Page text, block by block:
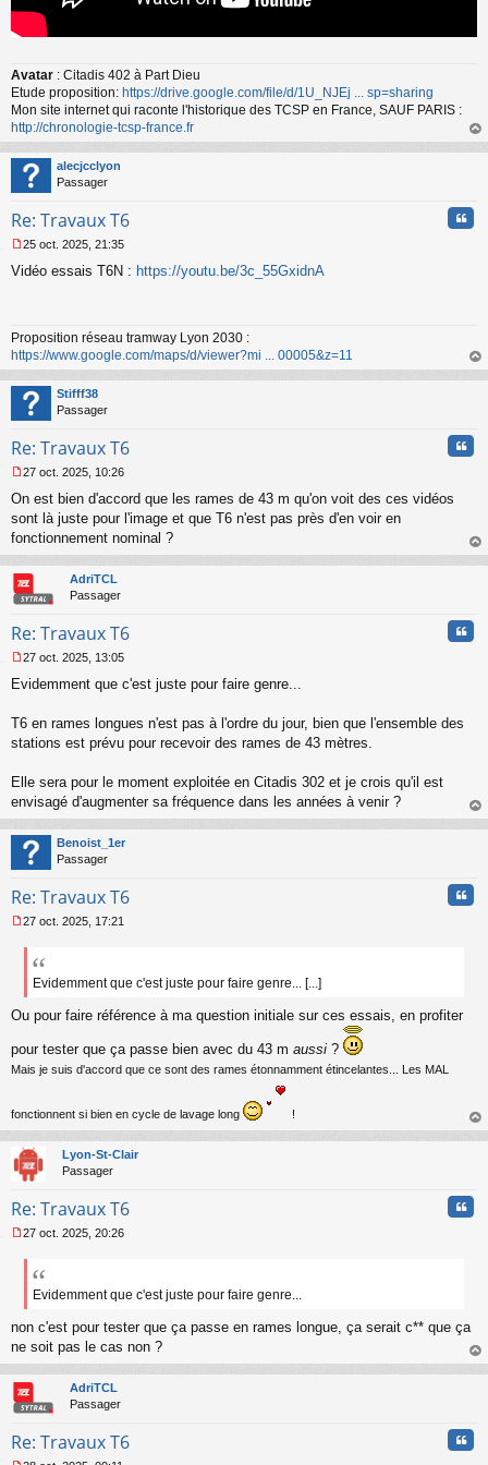
Avatar : Citadis 402 à Part Dieu
Etude proposition: https://drive.google.com/file/d/1U_NJEj ... sp=sharing
Mon site internet qui raconte l'historique des TCSP en France, SAUF PARIS :
http://chronologie-tcsp-france.fr
au
alecjcclyon
Passager
Re: Travaux T6
e
g
e
n
o
n
l
25 oct. 2025, 21:35
Vidéo essais T6N : https://youtu.be/3c_55GxidnA
Proposition réseau tramway Lyon 2030 :
https://www.google.com/maps/d/viewer?mi ... 00005&z=11
au
Stifff38
Passager
Re: Travaux T6
e
s
s
g
e
n
n
u
27 oct. 2025, 10:26
On est bien d'accord que les rames de 43 m qu'on voit des ces vidéos
sont là juste pour l'image et que T6 n'est pas près d'en voir en
fonctionnement nominal ?
au
AdriTCL
Passager
Re: Travaux T6
e
s
g
n
o
n
l
u
27 oct. 2025, 13:05
Evidemment que c'est juste pour faire genre...
T6 en rames longues n'est pas à l'ordre du jour, bien que l'ensemble des
stations est prévu pour recevoir des rames de 43 mètres.
Elle sera pour le moment exploitée en Citadis 302 et je crois qu'il est
envisagé d'augmenter sa fréquence dans les années à venir ?
au
Benoist_1er
Passager
Re: Travaux T6
e
a
g
n
o
u
27 oct. 2025, 17:21
Evidemment que c'est juste pour faire genre... [...]
Ou pour faire référence à ma question initiale sur ces essais, en profiter
pour tester que ça passe bien avec du 43 m aussi ?
Mais je suis d'accord que ce sont des rames étonnamment étincelantes... Les MAL
fonctionnent si bien en cycle de lavage long
!
au
Lyon-St-Clair
Passager
Re: Travaux T6
e
a
g
e
o
n
l
27 oct. 2025, 20:26
Evidemment que c'est juste pour faire genre...
non c'est pour tester que ça passe en rames longue, ça serait c** que ça
ne soit pas le cas non ?
au
AdriTCL
Passager
Re: Travaux T6